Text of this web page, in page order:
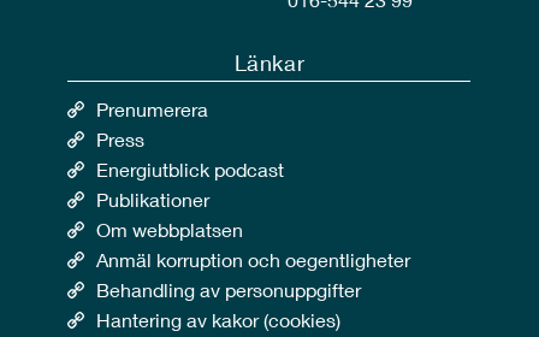
Länkar
Prenumerera
Press
Energiutblick podcast
Publikationer
Om webbplatsen
Anmäl korruption och oegentligheter
Behandling av personuppgifter
Hantering av kakor (cookies)